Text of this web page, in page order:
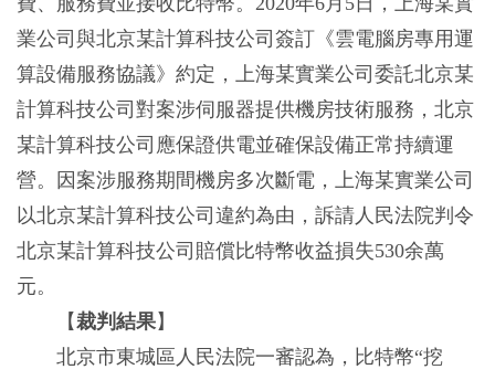
業公司與北京某計算科技公司簽訂《雲電腦房專用運
算設備服務協議》約定，上海某實業公司委託北京某
計算科技公司對案涉伺服器提供機房技術服務，北京
某計算科技公司應保證供電並確保設備正常持續運
營。因案涉服務期間機房多次斷電，上海某實業公司
以北京某計算科技公司違約為由，訴請人民法院判令
北京某計算科技公司賠償比特幣收益損失530余萬
元。
【裁判結果】
北京市東城區人民法院一審認為，比特幣“挖